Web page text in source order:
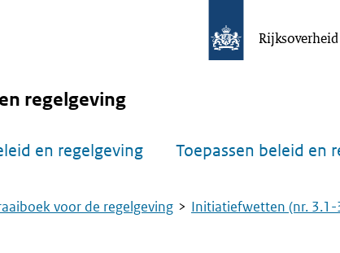
Rijksoverheid
regelgeving
en regelgeving Toepassen beleid en
voor de regelgeving Initiatiefwetten (nr. 3.1-